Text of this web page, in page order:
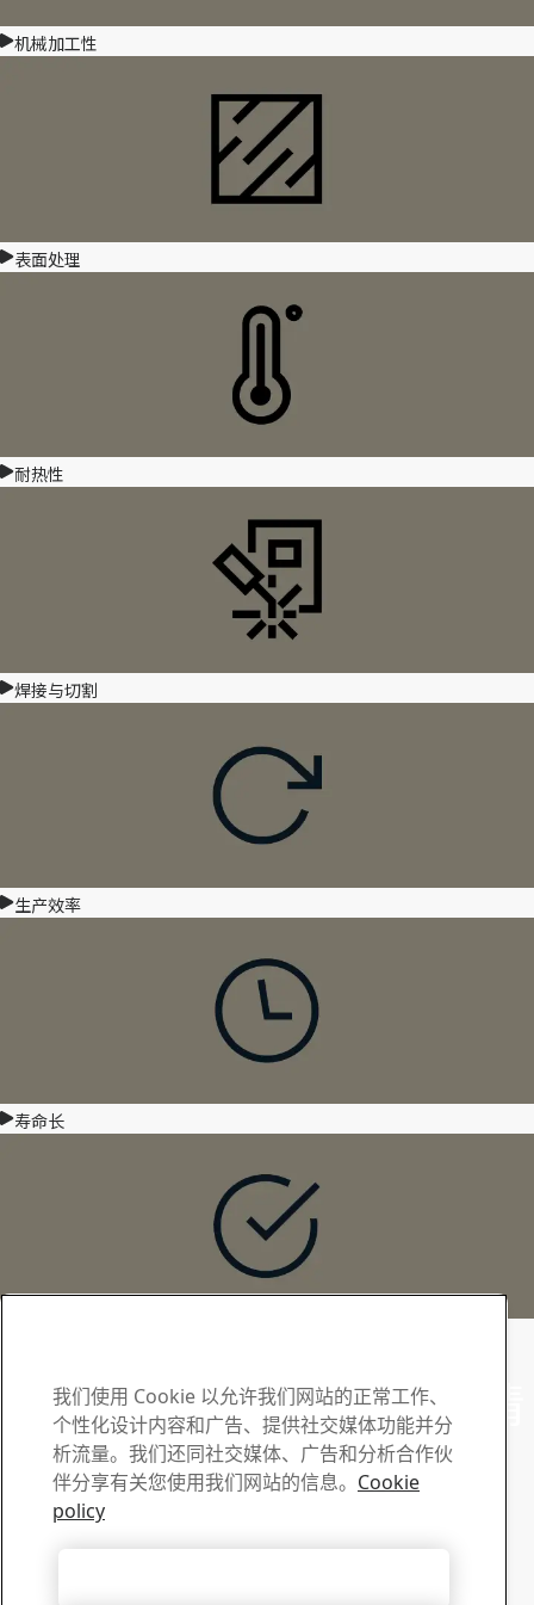
机械加工性
表面处理
耐热性
焊接与切割
生产效率
寿命长
如有任何问题和疑问，请
联系我们
下载中心
我们使用 Cookie 以允许我们网站的正常工作、
个性化设计内容和广告、提供社交媒体功能并分
析流量。我们还同社交媒体、广告和分析合作伙
伴分享有关您使用我们网站的信息。 Cookie
policy